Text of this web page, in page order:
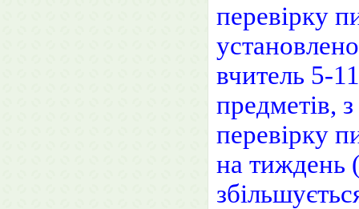
перевірку
вчитель 5-
предметів,
перевірку
на тиждень